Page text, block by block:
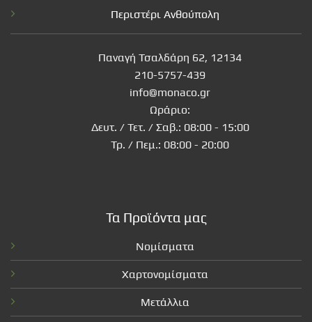
Περιστέρι Ανθούπολη
Παναγή Τσαλδάρη 62, 12134
210-5757-439
info@monaco.gr
Ωράριο:
Δευτ. / Τετ. / Σαβ.: 08:00 - 15:00
Τρ. / Πεμ.: 08:00 - 20:00
Τα Προϊόντα μας
Νομίσματα
Χαρτονομίσματα
Μετάλλια